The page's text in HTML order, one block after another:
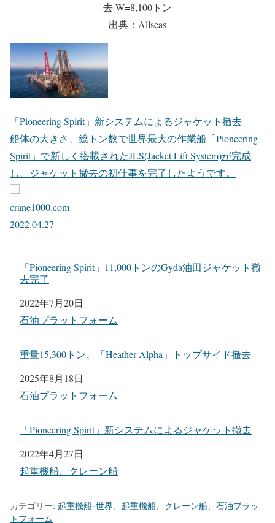
去 W=8,100トン
出典：Allseas
「Pioneering Spirit」新システムによるジャケット撤去
船体の大きさ、総トン数で世界最大の作業船「Pioneering
Spirit」で新しく搭載されたJLS(Jacket Lift System)が完成
し、ジャケット撤去の初仕事を完了したようです。
crane1000.com
2022.04.27
「Pioneering Spirit」11,000トンのGyda油田ジャケット撤
去完了
日付
2022年7月20日
関連理由
石油プラットフォーム
重量15,300トン、「Heather Alpha」トップサイド撤去
日付
2025年8月18日
関連理由
石油プラットフォーム
「Pioneering Spirit」新システムによるジャケット撤去
日付
2022年4月27日
関連理由
起重機船、クレーン船
カテゴリー: 起重機船-世界 起重機船、クレーン船
石油プラッ
トフォーム